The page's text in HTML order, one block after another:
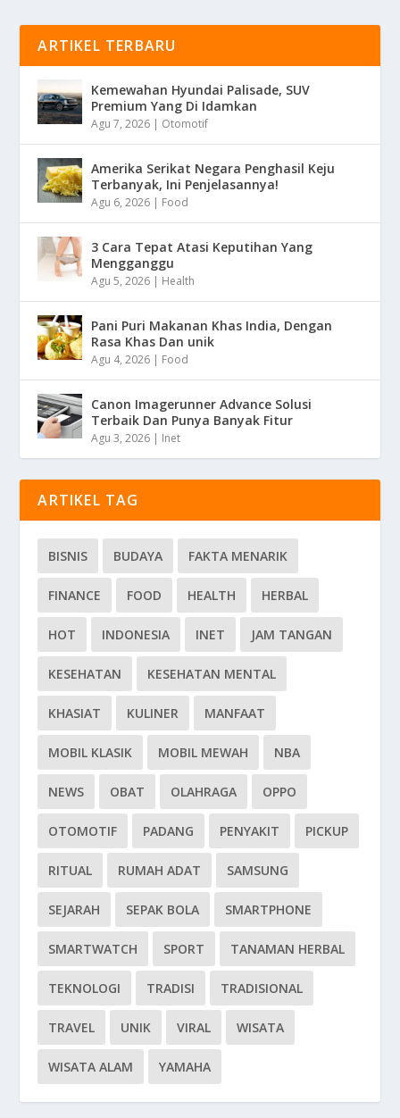
ARTIKEL TERBARU
Kemewahan Hyundai Palisade, SUV
Premium Yang Di Idamkan
Agu 7, 2026 | Otomotif
Amerika Serikat Negara Penghasil Keju
Terbanyak, Ini Penjelasannya!
Agu 6, 2026 | Food
3 Cara Tepat Atasi Keputihan Yang
Mengganggu
Agu 5, 2026 | Health
Pani Puri Makanan Khas India, Dengan
Rasa Khas Dan unik
Agu 4, 2026 | Food
Canon Imagerunner Advance Solusi
Terbaik Dan Punya Banyak Fitur
Agu 3, 2026 | Inet
ARTIKEL TAG
BISNIS BUDAYA FAKTA MENARIK
FINANCE FOOD HEALTH HERBAL
HOT INDONESIA INET JAM TANGAN
KESEHATAN KESEHATAN MENTAL
KHASIAT KULINER MANFAAT
MOBIL KLASIK MOBIL MEWAH NBA
NEWS OBAT OLAHRAGA OPPO
OTOMOTIF PADANG PENYAKIT PICKUP
RITUAL RUMAH ADAT SAMSUNG
SEJARAH SEPAK BOLA SMARTPHONE
SMARTWATCH SPORT TANAMAN HERBAL
TEKNOLOGI TRADISI TRADISIONAL
TRAVEL UNIK VIRAL WISATA
WISATA ALAM YAMAHA